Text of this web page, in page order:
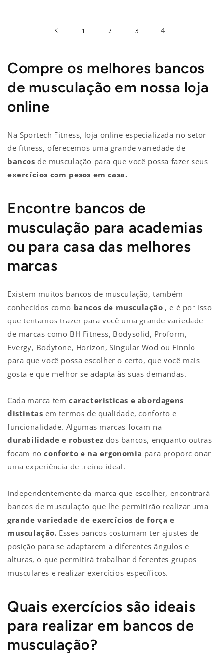
1 2 3 4
Compre os melhores bancos
de musculação em nossa loja
online
Na Sportech Fitness, loja online especializada no setor
de fitness, oferecemos uma grande variedade de
bancos de musculação para que você possa fazer seus
exercícios com pesos em casa.
Encontre bancos de
musculação para academias
ou para casa das melhores
marcas
Existem muitos bancos de musculação, também
conhecidos como bancos de musculação , e é por isso
que tentamos trazer para você uma grande variedade
de marcas como BH Fitness, Bodysolid, Proform,
Evergy, Bodytone, Horizon, Singular Wod ou Finnlo
para que você possa escolher o certo, que você mais
gosta e que melhor se adapta às suas demandas.
Cada marca tem características e abordagens
distintas em termos de qualidade, conforto e
funcionalidade. Algumas marcas focam na
durabilidade e robustez dos bancos, enquanto outras
focam noconforto e na ergonomia para proporcionar
uma experiência de treino ideal.
Independentemente da marca que escolher, encontrará
bancos de musculação que lhe permitirão realizar uma
grande variedade de exercícios de força e
musculação. Esses bancos costumam ter ajustes de
posição para se adaptarem a diferentes ângulos e
alturas, o que permitirá trabalhar diferentes grupos
musculares e realizar exercícios específicos.
Quais exercícios são ideais
para realizar em bancos de
musculação?